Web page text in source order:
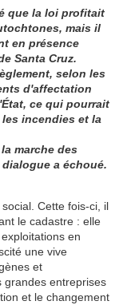
que la loi profitait
mais il
en présence
Santa Cruz.
selon les
d'affectation
ce qui pourrait
incendies et la
marche des
a échoué.
Cette fois-ci, il
le cadastre : elle
en
une vive
et
grandes entreprises
et le changement